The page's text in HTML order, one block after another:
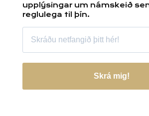
upplýsingar um námskeið
reglulega til þín.
Skrá mig!